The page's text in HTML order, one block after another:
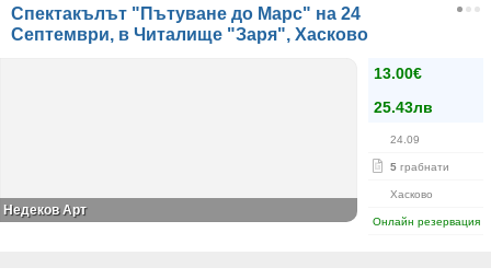
Спектакълът "Пътуване до Марс" на 24
Септември, в Читалище "Заря", Хасково
13.00€
25.43лв
24.09
5 грабнати
Хасково
Онлайн резервация
Недеков Арт